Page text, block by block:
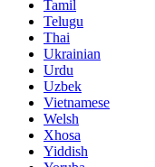
Tamil
Telugu
Thai
Ukrainian
Urdu
Uzbek
Vietnamese
Welsh
Xhosa
Yiddish